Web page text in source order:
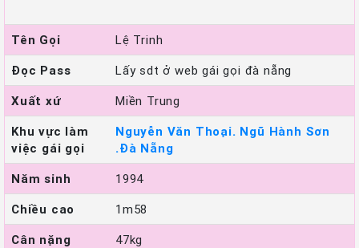
Tên Gọi
Lệ Trinh
Đọc Pass
Lấy sdt ở web gái gọi đà nẵng
Xuất xứ
Miền Trung
Khu vực làm
việc gái gọi
Nguyễn Văn Thoại. Ngũ Hành Sơn
.Đà Nẵng
Năm sinh
1994
Chiều cao
1m58
Cân nặng
47kg